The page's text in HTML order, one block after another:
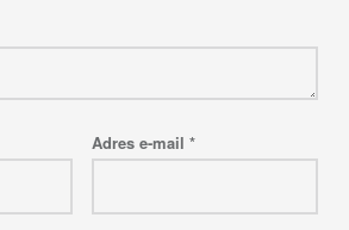
Adres e-mail *